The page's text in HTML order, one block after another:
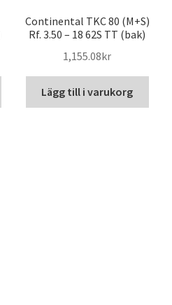
Continental TKC 80 (M+S)
Rf. 3.50 – 18 62S TT (bak)
1,155.08kr
Lägg till i varukorg